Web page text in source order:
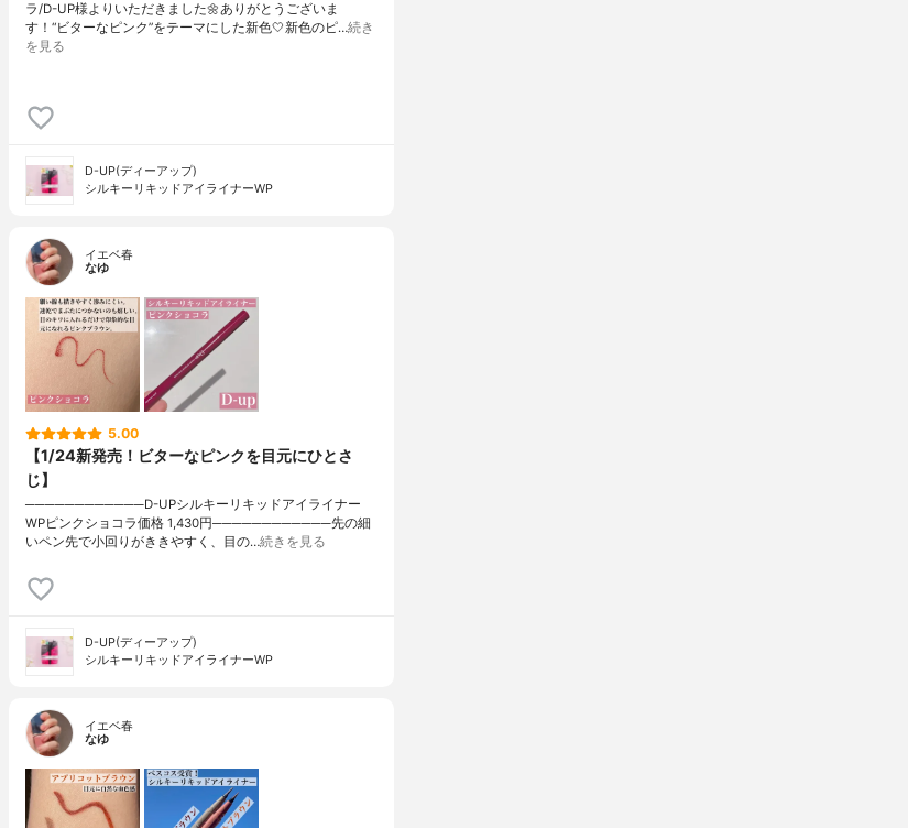
ラ/D-UP様よりいただきました🌼ありがとうございま
す！“ビターなピンク”をテーマにした新色🤍新色のピ…続き
を見る
D-UP(ディーアップ)
シルキーリキッドアイライナーWP
イエベ春
なゆ
5.00
【1/24新発売！ビターなピンクを目元にひとさ
じ】
────────────D-UPシルキーリキッドアイライナー
WPピンクショコラ価格 1,430円────────────先の細
いペン先で小回りがききやすく、目の…続きを見る
D-UP(ディーアップ)
シルキーリキッドアイライナーWP
イエベ春
なゆ